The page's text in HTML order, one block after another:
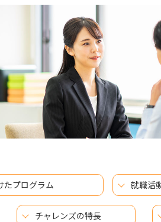
たプログラム 就職活
チャレンズの特長